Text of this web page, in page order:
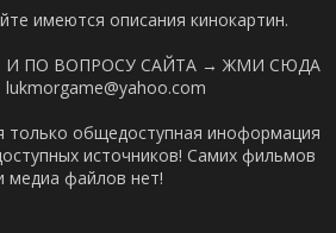
имеются описания кинокартин.
И ПО ВОПРОСУ САЙТА → ЖМИ СЮДА
только общедоступная иноформация
источников! Самих фильмов
медиа файлов нет!